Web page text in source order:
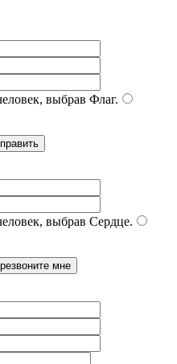
выбрав Флаг.
выбрав Сердце.